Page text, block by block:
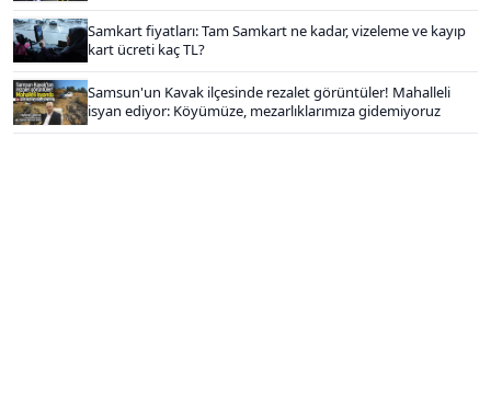
Samkart fiyatları: Tam Samkart ne kadar, vizeleme ve kayıp
kart ücreti kaç TL?
Samsun'un Kavak ilçesinde rezalet görüntüler! Mahalleli
isyan ediyor: Köyümüze, mezarlıklarımıza gidemiyoruz